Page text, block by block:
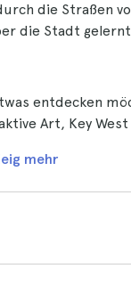
die Straßen
die Stadt
entdecken
Art, Key
mehr